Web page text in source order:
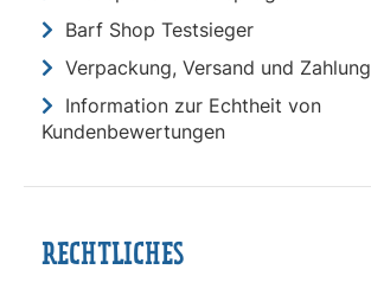
Barf Shop Testsieger
Verpackung, Versand und Zahlung
Information zur Echtheit von
Kundenbewertungen
RECHTLICHES